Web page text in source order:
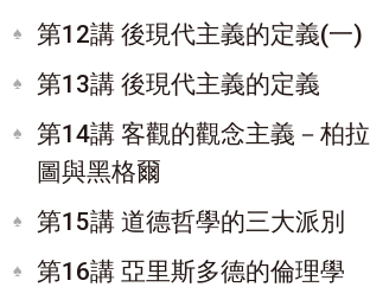
第12講 後現代主義的定義(一)
第13講 後現代主義的定義
第14講 客觀的觀念主義－柏拉
圖與黑格爾
第15講 道德哲學的三大派別
第16講 亞里斯多德的倫理學